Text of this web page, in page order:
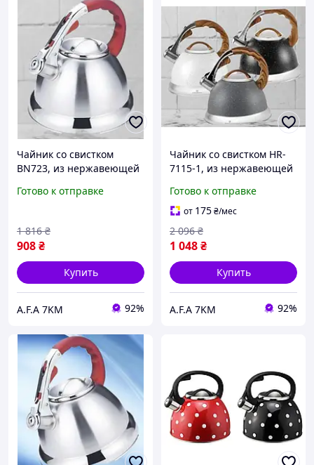
Чайник со свистком
BN723, из нержавеющей
уточнять. Код BN723CbGtt
Готово к отправке
908₴
1 816 ₴
Купить
A.F.A 7KM 92%
Чайник со свистком HR-
7115-1, из нержавеющей
термостойкая ручка. Код
HR-7115-1PnN
Готово к отправке
от 175₴/мес
1 048₴
2 096 ₴
Купить
A.F.A 7KM 92%